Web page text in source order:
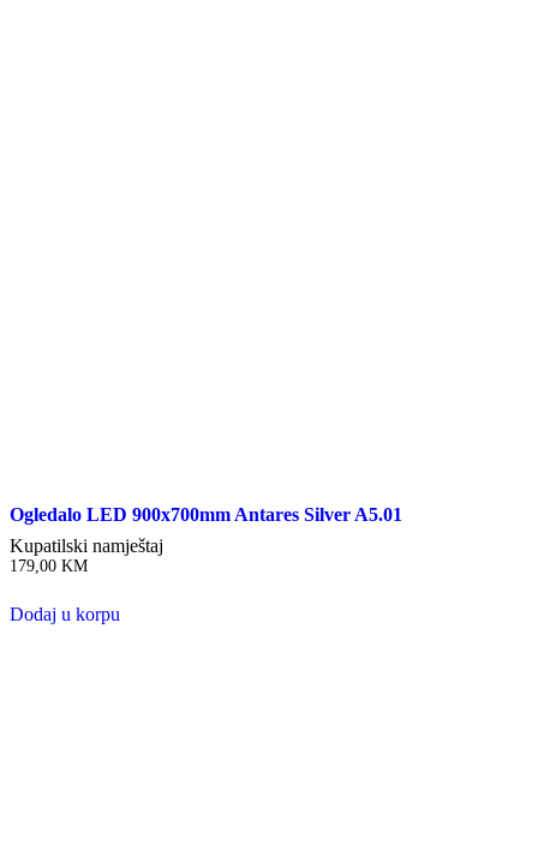
Ogledalo LED 900x700mm Antares Silver A5.01
Kupatilski namještaj
179,00 KM
Dodaj u korpu